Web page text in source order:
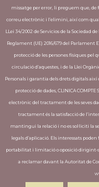
missatge per error, li preguem que,
correu electrònic i l’elimini, així com
LLei 34/2002 de Servicios de la Sociedad
Reglament (UE) 2016/679 del Parlament
protecció de les persones físiques pel
circulació d’aquestes, i de la Llei
Personals i garantia dels drets digitals
protecció de dades, CLINICA
electrònic del tractament de les seves
tractament és la satisfacció de
mantingui la relació i no es sol·liciti la
legals d’aplicació. Els interessats poden
portabilitat i limitació o oposició dirigint-se
a reclamar davant la Autoritat de